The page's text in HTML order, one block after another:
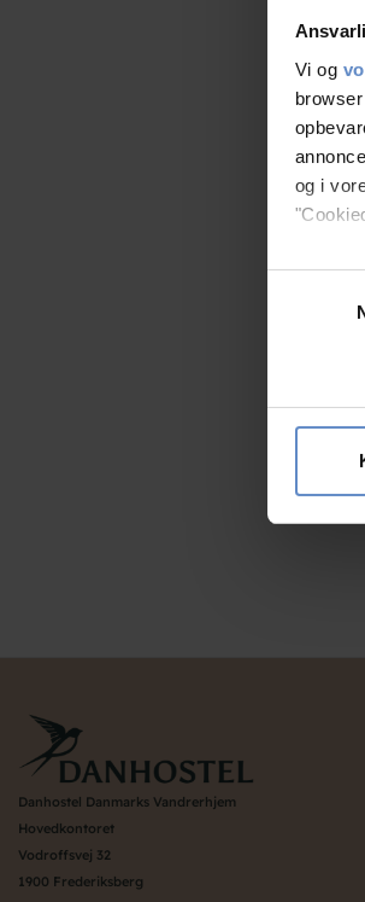
Vi og
og i
Hvis du
Dine
Vi
vores
Danhostel Danmarks Vandrerhjem
Hovedkontoret
Vodroffsvej 32
1900 Frederiksberg